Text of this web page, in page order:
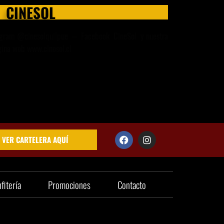
CINESOL
VER CARTELERA AQUÍ
Promociones Contacto